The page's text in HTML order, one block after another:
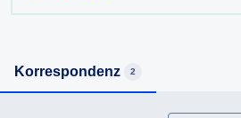
Korrespondenz 2